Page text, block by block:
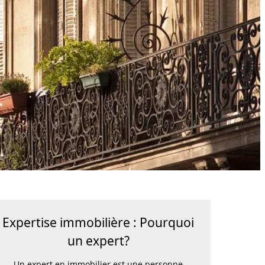
les ERP
Expertise immobilière : Pourquoi
un expert?